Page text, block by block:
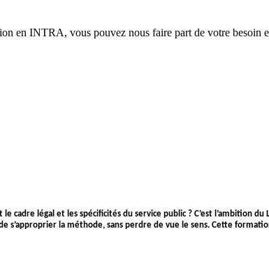
en INTRA, vous pouvez nous faire part de votre besoin
légal et les spécificités du service public ? C’est l’ambition
s’approprier la méthode, sans perdre de vue le sens. Cette